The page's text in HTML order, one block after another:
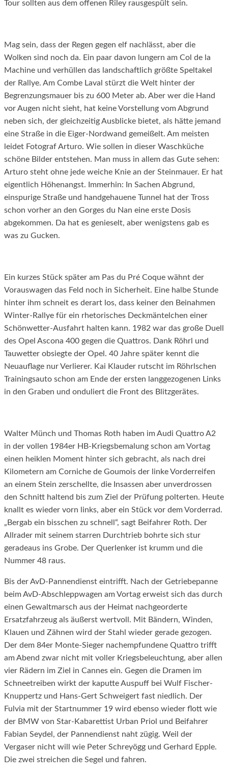
Tour sollten aus dem offenen Riley rausgespült sein.
Mag sein, dass der Regen gegen elf nachlässt, aber die
Wolken sind noch da. Ein paar davon lungern am Col de la
Machine und verhüllen das landschaftlich größte Speltakel
der Rallye. Am Combe Laval stürzt die Welt hinter der
Begrenzungsmauer bis zu 600 Meter ab. Aber wer die Hand
vor Augen nicht sieht, hat keine Vorstellung vom Abgrund
neben sich, der gleichzeitig Ausblicke bietet, als hätte jemand
eine Straße in die Eiger-Nordwand gemeißelt. Am meisten
leidet Fotograf Arturo. Wie sollen in dieser Waschküche
schöne Bilder entstehen. Man muss in allem das Gute sehen:
Arturo steht ohne jede weiche Knie an der Steinmauer. Er hat
eigentlich Höhenangst. Immerhin: In Sachen Abgrund,
einspurige Straße und handgehauene Tunnel hat der Tross
schon vorher an den Gorges du Nan eine erste Dosis
abgekommen. Da hat es genieselt, aber wenigstens gab es
was zu Gucken.
Ein kurzes Stück später am Pas du Pré Coque wähnt der
Vorauswagen das Feld noch in Sicherheit. Eine halbe Stunde
hinter ihm schneit es derart los, dass keiner den Beinahmen
Winter-Rallye für ein rhetorisches Deckmäntelchen einer
Schönwetter-Ausfahrt halten kann. 1982 war das große Duell
des Opel Ascona 400 gegen die Quattros. Dank Röhrl und
Tauwetter obsiegte der Opel. 40 Jahre später kennt die
Neuauflage nur Verlierer. Kai Klauder rutscht im Röhrlschen
Trainingsauto schon am Ende der ersten langgezogenen Links
in den Graben und onduliert die Front des Blitzgerätes.
Walter Münch und Thomas Roth haben im Audi Quattro A2
in der vollen 1984er HB-Kriegsbemalung schon am Vortag
einen heiklen Moment hinter sich gebracht, als nach drei
Kilometern am Corniche de Goumois der linke Vorderreifen
an einem Stein zerschellte, die Insassen aber unverdrossen
den Schnitt haltend bis zum Ziel der Prüfung polterten. Heute
knallt es wieder vorn links, aber ein Stück vor dem Vorderrad.
„Bergab ein bisschen zu schnell“, sagt Beifahrer Roth. Der
Allrader mit seinem starren Durchtrieb bohrte sich stur
geradeaus ins Grobe. Der Querlenker ist krumm und die
Nummer 48 raus.
Bis der AvD-Pannendienst eintrifft. Nach der Getriebepanne
beim AvD-Abschleppwagen am Vortag erweist sich das durch
einen Gewaltmarsch aus der Heimat nachgeorderte
Ersatzfahrzeug als äußerst wertvoll. Mit Bändern, Winden,
Klauen und Zähnen wird der Stahl wieder gerade gezogen.
Der dem 84er Monte-Sieger nachempfundene Quattro trifft
am Abend zwar nicht mit voller Kriegsbeleuchtung, aber allen
vier Rädern im Ziel in Cannes ein. Gegen die Dramen im
Schneetreiben wirkt der kaputte Auspuff bei Wulf Fischer-
Knuppertz und Hans-Gert Schweigert fast niedlich. Der
Fulvia mit der Startnummer 19 wird ebenso wieder flott wie
der BMW von Star-Kabarettist Urban Priol und Beifahrer
Fabian Seydel, der Pannendienst naht zügig. Weil der
Vergaser nicht will wie Peter Schreyögg und Gerhard Epple.
Die zwei streichen die Segel und fahren.